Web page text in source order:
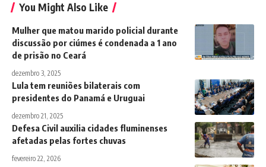
You Might Also Like
Mulher que matou marido policial durante
discussão por ciúmes é condenada a 1 ano
de prisão no Ceará
dezembro 3, 2025
Lula tem reuniões bilaterais com
presidentes do Panamá e Uruguai
dezembro 21, 2025
Defesa Civil auxilia cidades fluminenses
afetadas pelas fortes chuvas
fevereiro 22, 2026